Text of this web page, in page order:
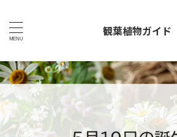
観葉植物ガイド